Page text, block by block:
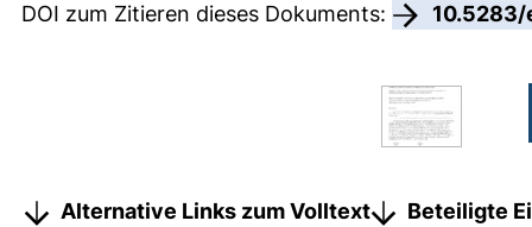
DOI zum Zitieren dieses Dokuments:
10.5283/
Alternative Links zum Volltext
Beteiligte